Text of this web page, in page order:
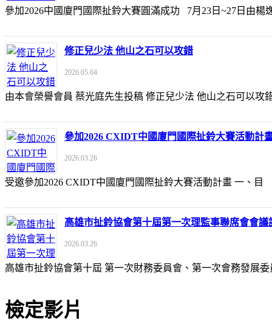
參加2026中國廈門國際扯鈴大賽圓滿成功 7月23日~27日由
修正兒少法 他山之石可以攻錯
2026.05.04
由本會榮譽會員 蔡光庭先生投稿 修正兒少法 他山之石可以攻
參加2026 CXIDT中國廈門國際扯鈴大賽活動計
2026.03.26
受邀參加2026 CXIDT中國廈門國際扯鈴大賽活動計畫 一、
高雄市扯鈴協會第十屆第一次理監事聯席會會議
2026.03.26
高雄市扯鈴協會第十屆 第一次財務委員會、第一次會務發展
檢定影片